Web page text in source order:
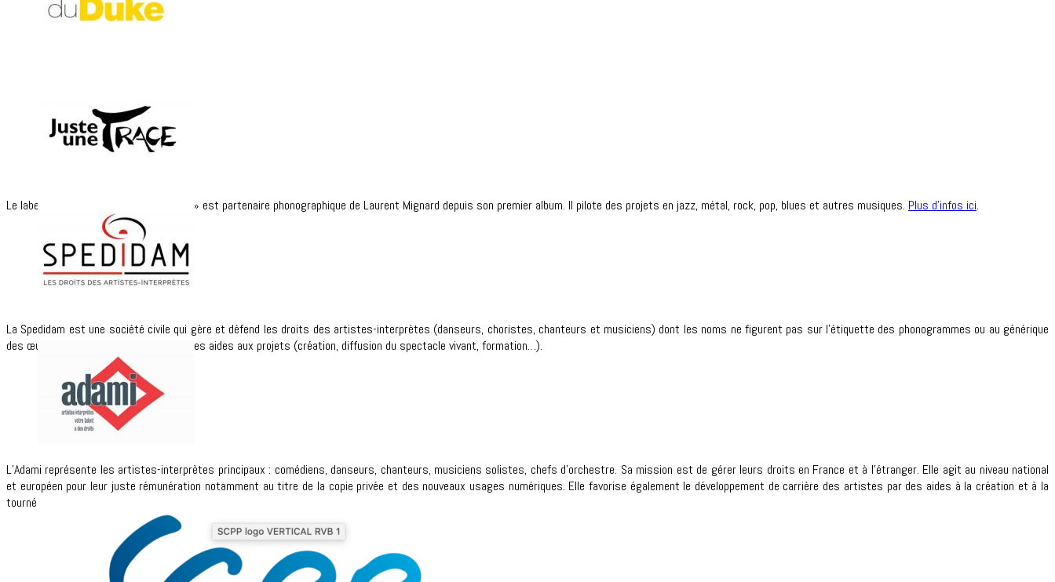
Le label indépendant « Juste une Trace » est partenaire phonographique de Laurent Mignard depuis son premier album. Il pilote des projets en jazz, métal, rock, pop, blues et autres musiques. Plus d’infos ici.
La Spedidam est une société civile qui gère et défend les droits des artistes-interprètes (danseurs, choristes, chanteurs et musiciens) dont les noms ne figurent pas sur l’étiquette des phonogrammes ou au générique
des œuvres audiovisuelles, et accorde des aides aux projets (création, diffusion du spectacle vivant, formation…).
L’Adami représente les artistes-interprètes principaux : comédiens, danseurs, chanteurs, musiciens solistes, chefs d’orchestre. Sa mission est de gérer leurs droits en France et à l’étranger. Elle agit au niveau national
et européen pour leur juste rémunération notamment au titre de la copie privée et des nouveaux usages numériques. Elle favorise également le développement de carrière des artistes par des aides à la création et à la
tournée.